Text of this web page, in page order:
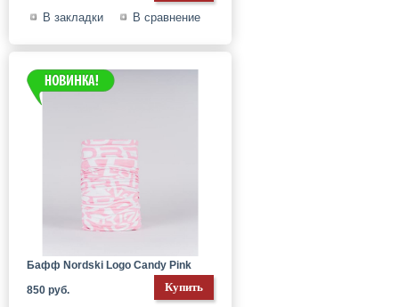
В закладки В сравнение
Бафф Nordski Logo Candy Pink
850 руб.